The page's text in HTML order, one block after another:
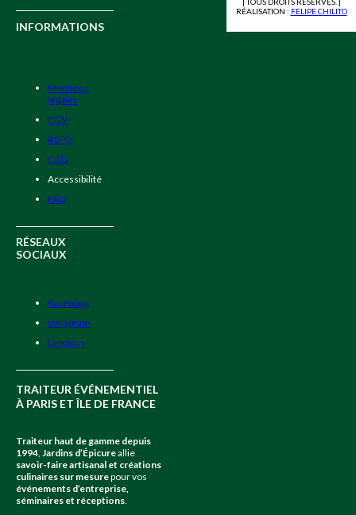
INFORMATIONS
Mentions
légales
CGV
RGPD
CGU
Accessibilité
FAQ
RÉSEAUX
SOCIAUX
Facebook
Instagram
LinkedIn
TRAITEUR ÉVÉNEMENTIEL
À PARIS ET ÎLE DE FRANCE
Traiteur haut de gamme depuis
1994, Jardins d’Épicureallie
savoir-faire artisanal et créations
culinaires sur mesurepour vos
événements d’entreprise,
séminaires et réceptions.
RÉALISATION : FELIPE CHILITO